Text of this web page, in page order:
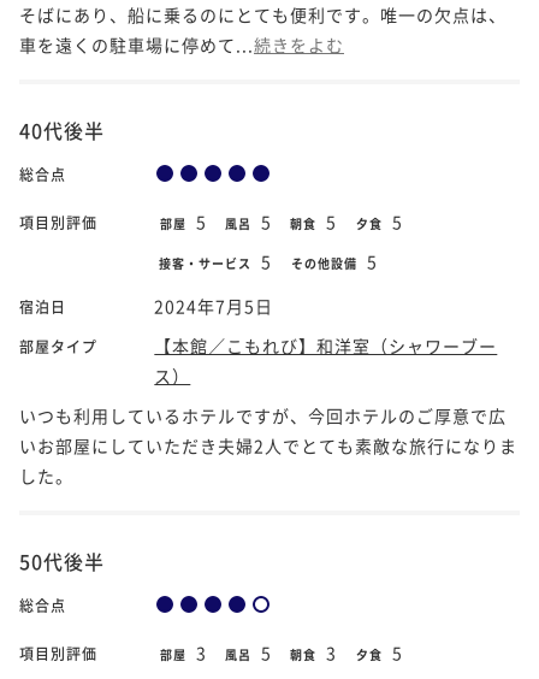
そばにあり、船に乗るのにとても便利です。唯一の欠点は、
車を遠くの駐車場に停めて... 続きをよむ
40代後半
総合点
項目別評価 部屋 5 風呂 5 朝食 5 夕食 5
接客・サービス 5 その他設備 5
宿泊日 2024年7月5日
部屋タイプ
【本館／こもれび】和洋室（シャワーブー
ス）
いつも利用しているホテルですが、今回ホテルのご厚意で広
いお部屋にしていただき夫婦2人でとても素敵な旅行になりま
した。
50代後半
総合点
項目別評価 部屋 3 風呂 5 朝食 3 夕食 5